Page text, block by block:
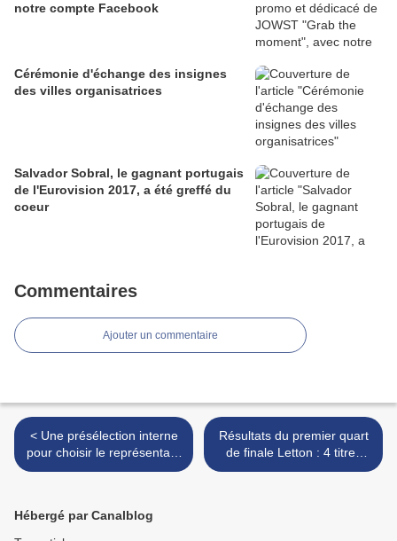
notre compte Facebook
Cérémonie d'échange des insignes
des villes organisatrices
Salvador Sobral, le gagnant portugais
de l'Eurovision 2017, a été greffé du
coeur
Commentaires
Ajouter un commentaire
< Une présélection interne
pour choisir le représentant
serbe pour Kiev
Résultats du premier quart
de finale Letton : 4 titres
qualifiés pour la demi-finale
Hébergé par Canalblog